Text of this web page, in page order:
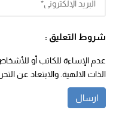
شروط التعليق :
عدم الإساءة للكاتب أو
الذات الالهية. والابتعاد عن